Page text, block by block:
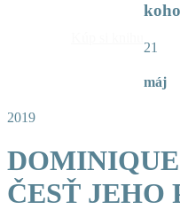
21
máj
2019
ČESŤ JEHO